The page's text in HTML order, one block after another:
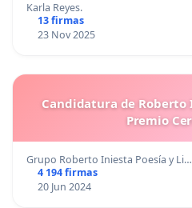
Karla Reyes.
13 firmas
23 Nov 2025
Candidatura de Roberto
Premio
Grupo Roberto Iniesta Poesía y Li…
4 194 firmas
20 Jun 2024